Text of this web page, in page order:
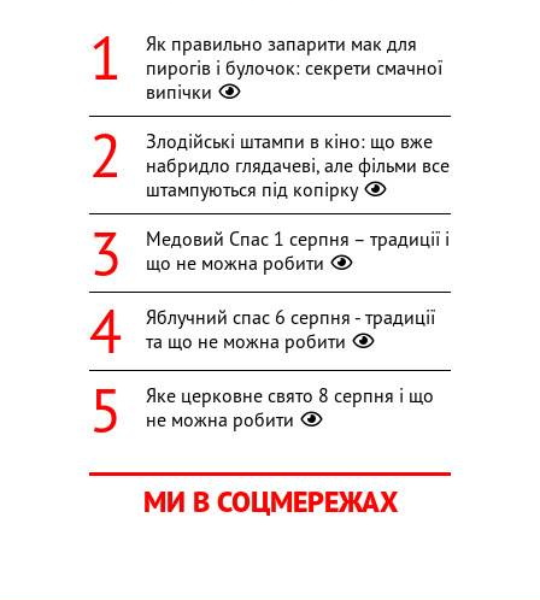
Як правильно запарити мак для
пирогів і булочок: секрети смачної
випічки
Злодійські штампи в кіно: що вже
набридло глядачеві, але фільми все
штампуються під копірку
Медовий Спас 1 серпня – традиції і
що не можна робити
Яблучний спас 6 серпня - традиції
та що не можна робити
Яке церковне свято 8 серпня і що
не можна робити
МИ В СОЦМЕРЕЖАХ